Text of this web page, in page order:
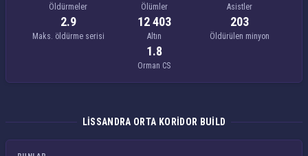
Öldürmeler Ölümler Asistler
2.9
Maks. öldürme serisi
12 403
Altın
203
Öldürülen minyon
1.8
Orman CS
LISSANDRA ORTA KORIDOR BUILD